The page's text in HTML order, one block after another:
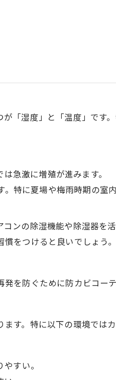
「湿度」と「温度」です
急激に増殖が進みます。
特に夏場や梅雨時期の室
ンの除湿機能や除湿器を
をつけると良いでしょう。
を防ぐために防カビコー
す。特に以下の環境では
すい。